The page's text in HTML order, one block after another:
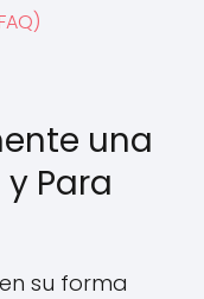
una
Para
su forma